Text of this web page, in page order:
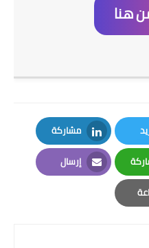
هنا
مشاركة
LinkedIn
إرسال
Email